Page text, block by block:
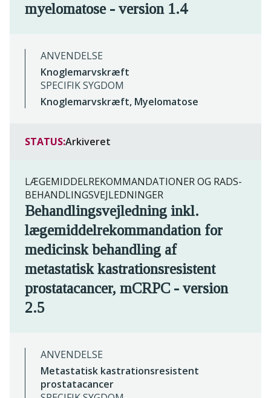
myelomatose - version 1.4
ANVENDELSE
Knoglemarvskræft
SPECIFIK SYGDOM
Knoglemarvskræft, Myelomatose
STATUS:Arkiveret
LÆGEMIDDELREKOMMANDATIONER OG RADS-
BEHANDLINGSVEJLEDNINGER
Behandlingsvejledning inkl.
lægemiddelrekommandation for
medicinsk behandling af
metastatisk kastrationsresistent
prostatacancer, mCRPC - version
2.5
ANVENDELSE
Metastatisk kastrationsresistent
prostatacancer